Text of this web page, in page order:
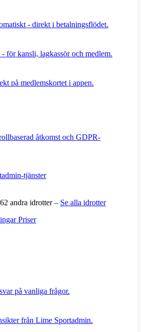
- direkt i betalningsflödet.
för kansli, lagkassör och medlem.
på medlemskortet i appen.
åtkomst och GDPR-
tjänster
andra idrotter – Se alla idrotter
Priser
på vanliga frågor.
från Lime Sportadmin.